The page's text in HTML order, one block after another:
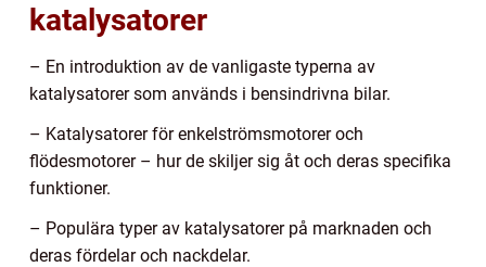
katalysatorer
– En introduktion av de vanligaste typerna av
katalysatorer som används i bensindrivna bilar.
– Katalysatorer för enkelströmsmotorer och
flödesmotorer – hur de skiljer sig åt och deras specifika
funktioner.
– Populära typer av katalysatorer på marknaden och
deras fördelar och nackdelar.